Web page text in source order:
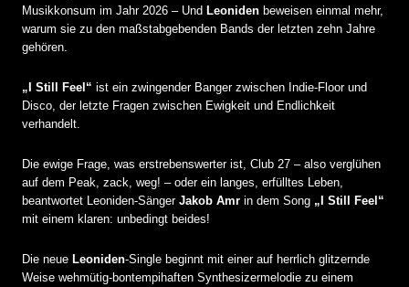
Musikkonsum im Jahr 2026 – Und Leoniden beweisen einmal mehr,
warum sie zu den maßstabgebenden Bands der letzten zehn Jahre
gehören.
„I Still Feel“ ist ein zwingender Banger zwischen Indie-Floor und
Disco, der letzte Fragen zwischen Ewigkeit und Endlichkeit
verhandelt.
Die ewige Frage, was erstrebenswerter ist, Club 27 – also verglühen
auf dem Peak, zack, weg! – oder ein langes, erfülltes Leben,
beantwortet Leoniden-Sänger Jakob Amr in dem Song „I Still Feel“
mit einem klaren: unbedingt beides!
Die neue Leoniden-Single beginnt mit einer auf herrlich glitzernde
Weise wehmütig-bontempihaften Synthesizermelodie zu einem